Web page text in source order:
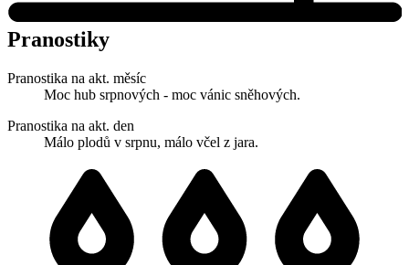
Pranostiky
Pranostika na akt. měsíc
Moc hub srpnových - moc vánic sněhových.
Pranostika na akt. den
Málo plodů v srpnu, málo včel z jara.